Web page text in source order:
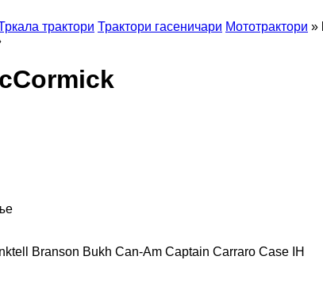
трактори Трактори гасеничари Мототрактори »
Branson Bukh Can-Am Captain Carraro Case IH